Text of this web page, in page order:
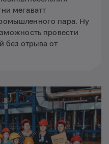
мегаватт
пара. Ну
провести
без отрыва от